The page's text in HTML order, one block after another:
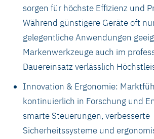
sorgen für höchste Effizienz und
Während günstigere Geräte oft
gelegentliche Anwendungen
Markenwerkzeuge auch im
Dauereinsatz verlässlich
Innovation & Ergonomie:
kontinuierlich in Forschung und
smarte Steuerungen, verbesserte
Sicherheitssysteme und